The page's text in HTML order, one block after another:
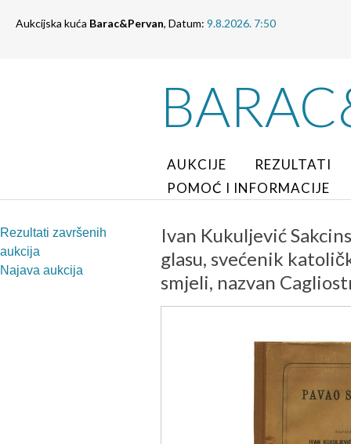
Aukcijska kuća Barac&Pervan, Datum: 9.8.2026. 7:50
AUKCIJE
REZULTATI
POMOĆ I INFORMACIJE
Rezultati završenih
aukcija
Najava aukcija
Ivan Kukuljević
glasu, svećenik
smjeli, nazvan